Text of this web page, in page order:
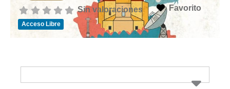
Sin valoraciones Favorito
Acceso Libre